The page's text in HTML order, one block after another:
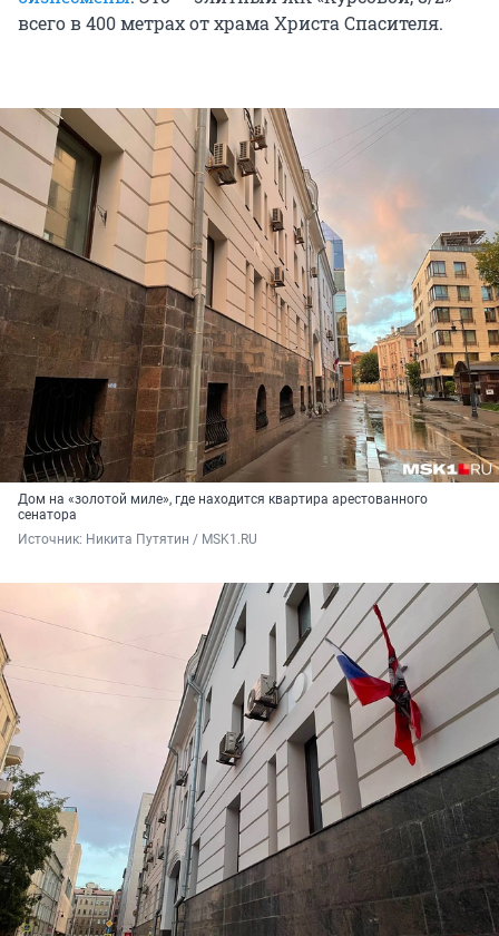
всего в 400 метрах от храма Христа Спасителя.
Дом на «золотой миле», где находится квартира арестованного
сенатора
Источник: Никита Путятин / MSK1.RU